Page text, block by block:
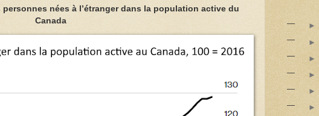
nées à l’étranger dans la population active du
Canada
►
►
►
►
►
►